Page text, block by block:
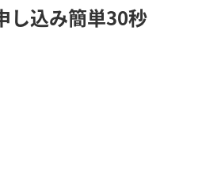
し込み簡単30秒